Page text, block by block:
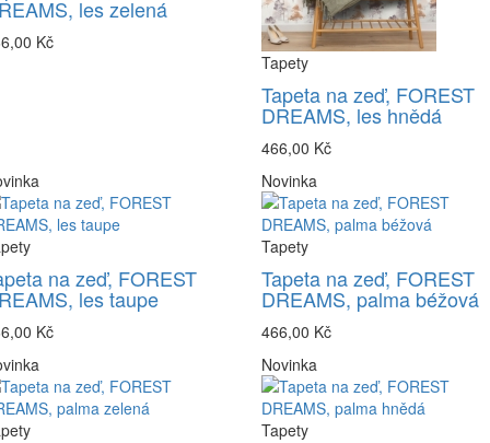
les zelená
Kč
Tapety
Tapeta na zeď, FOREST
DREAMS, les hnědá
466,00 Kč
na zeď, FOREST
les taupe
Kč
Novinka
Tapety
Tapeta na zeď, FOREST
DREAMS, palma béžová
466,00 Kč
Novinka
Tapety